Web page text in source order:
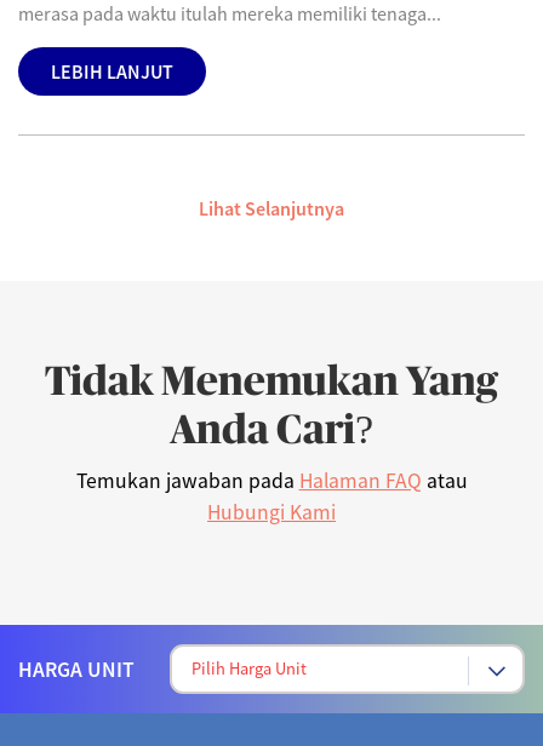
merasa pada waktu itulah mereka memiliki tenaga...
LEBIH LANJUT
Lihat Selanjutnya
Tidak Menemukan Yang
Anda Cari?
Temukan jawaban pada Halaman FAQ atau
Hubungi Kami
HARGA UNIT